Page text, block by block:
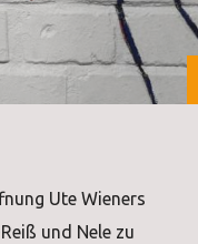
Ute Wieners
und Nele zu